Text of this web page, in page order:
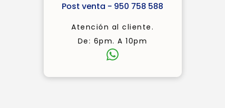
Post venta - 950 758 588
Atención al cliente.
De: 6pm. A 10pm